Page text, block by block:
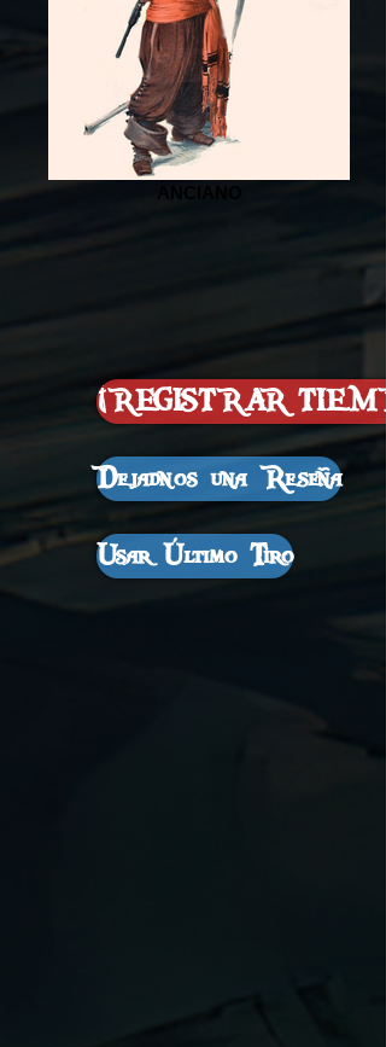
¡REGISTRAR
Dejadnos una Reseña
Usar Último Tiro